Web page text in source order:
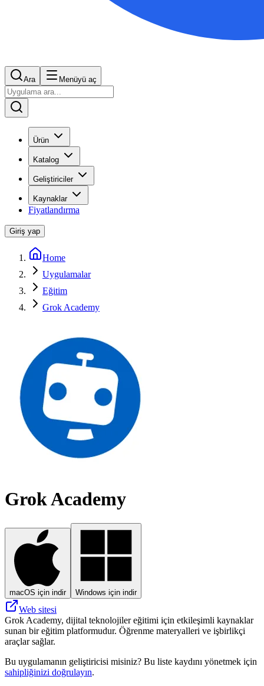
Ara Menüyü aç
Ürün
Katalog
Geliştiriciler
Kaynaklar
Fiyatlandırma
Giriş yap
Home
Uygulamalar
Eğitim
Grok Academy
Grok Academy
macOS için indir Windows için indir
Web sitesi
Grok Academy, dijital teknolojiler eğitimi için etkileşimli kaynaklar
sunan bir eğitim platformudur. Öğrenme materyalleri ve işbirlikçi
araçlar sağlar.
Bu uygulamanın geliştiricisi misiniz? Bu liste kaydını yönetmek için
sahipliğinizi doğrulayın.